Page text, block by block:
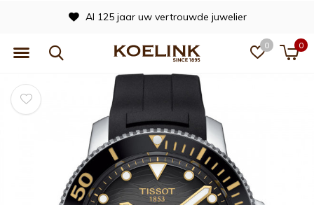
0 0
Al 125 jaar uw vertrouwde juwelier